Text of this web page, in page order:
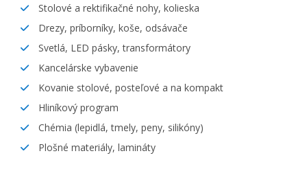
Stolové a rektifikačné nohy, kolieska
Drezy, príborníky, koše, odsávače
Svetlá, LED pásky, transformátory
Kancelárske vybavenie
Kovanie stolové, posteľové a na kompakt
Hliníkový program
Chémia (lepidlá, tmely, peny, silikóny)
Plošné materiály, lamináty